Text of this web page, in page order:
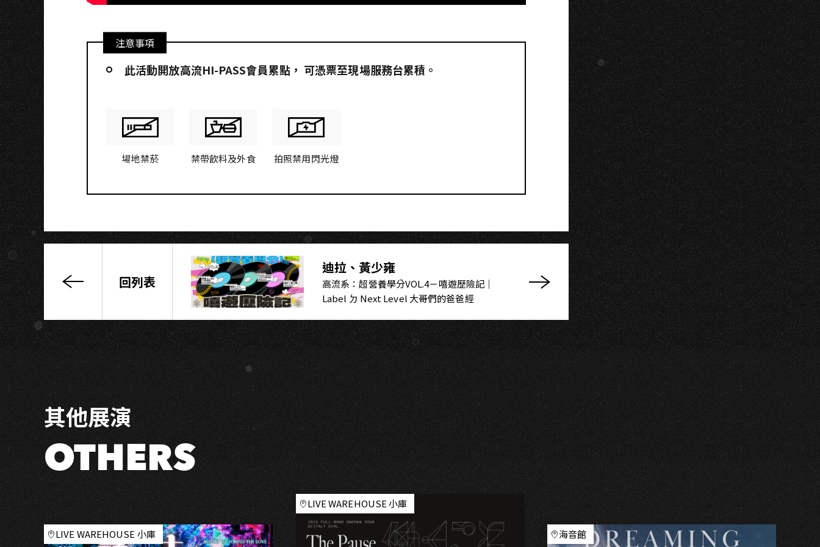
注意事項
此活動開放高流HI-PASS會員累點，​ 可憑票至現場服務台累積。
場地禁菸 禁帶飲料及外食 拍照禁用閃光燈
《福
搖
直
上》
巡
迴
演
唱
會
–
高
雄
場
回列表
迪拉、黃少雍
高流系：超營養學分VOL.4－嘻遊歷險記｜
Label ㄉ Next Level 大哥們的爸爸經
其他展演
OTHERS
LIVE WAREHOUSE 小庫
LIVE WAREHOUSE 小庫
海音館